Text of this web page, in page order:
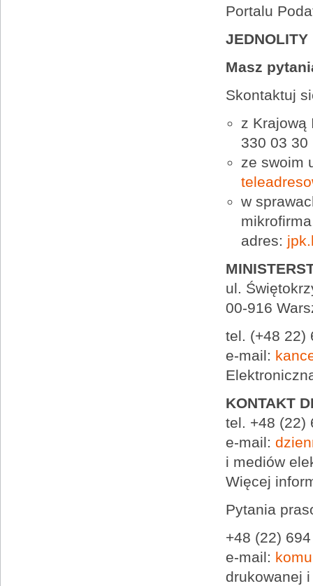
Portalu
JEDNOLITY
Masz
Skontaktuj
z Krajową
330 03
ze swoim
w
adres:
ul.
00-916
tel. (+48 22)
e-mail:
KONTAKT
tel. +48 (22)
e-mail:
i mediów
Więcej
Pytania
+48 (22)
e-mail:
drukowanej